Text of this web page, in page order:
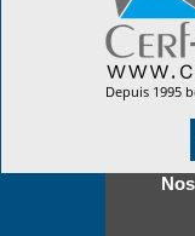
Depuis 1995